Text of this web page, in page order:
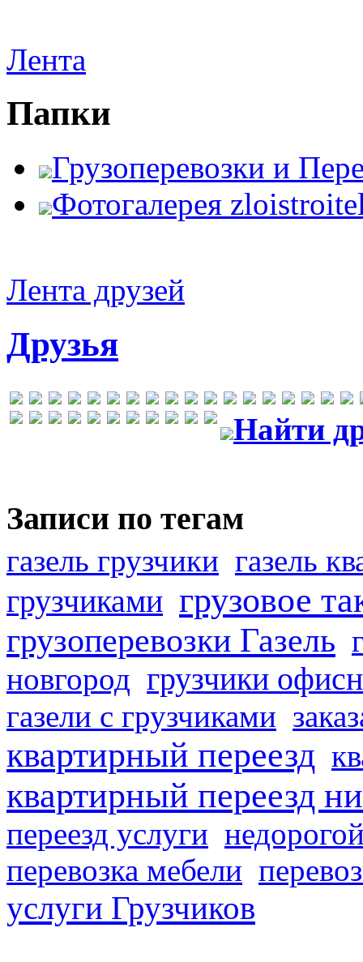
Лента
Папки
Грузоперевозки и
Фотогалерея
Лента друзей
Друзья
Найти
Записи по тегам
газель грузчики газель
грузчиками грузовое
грузоперевозки Газель
новгород грузчики
газели с грузчиками
квартирный переезд
квартирный переезд
переезд услуги
перевозка мебели
услуги Грузчиков